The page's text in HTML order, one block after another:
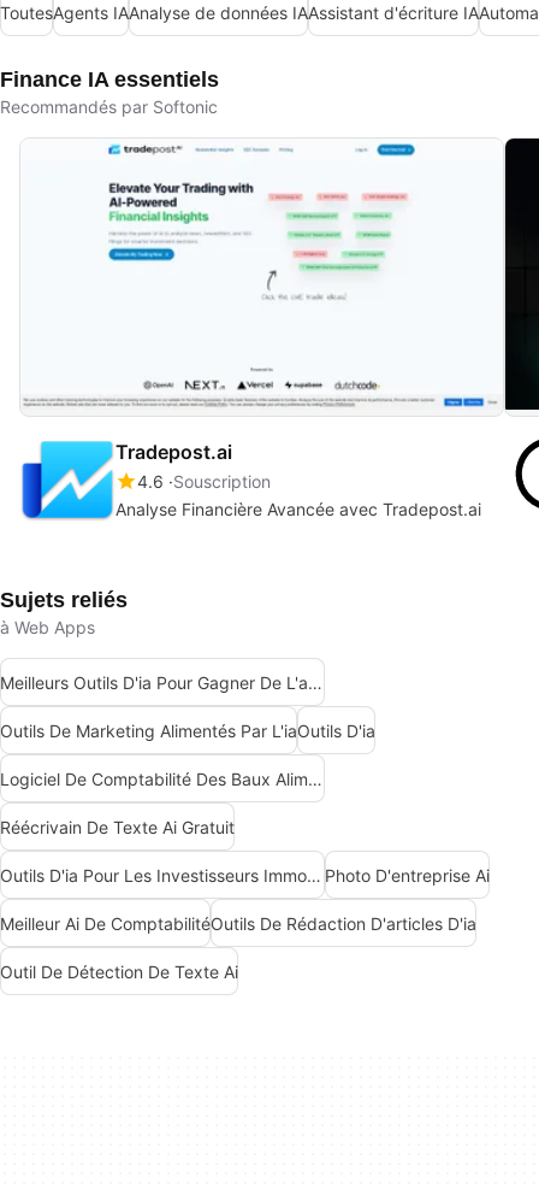
ToutesAgents IAAnalyse de données IAAssistant d'écriture IA
Finance IA essentiels
Recommandés par Softonic
Tradepost.ai
4.6 Souscription
Analyse Financière Avancée avec Tradepost.ai
Sujets reliés
à Web Apps
Meilleurs Outils D'ia Pour Gagner De L'argent
Outils De Marketing Alimentés Par L'iaOutils D'ia
Logiciel De Comptabilité Des Baux Alimenté Par L'ia
Réécrivain De Texte Ai Gratuit
Outils D'ia Pour Les Investisseurs Immobiliers Photo D'entreprise Ai
Meilleur Ai De ComptabilitéOutils De Rédaction D'articles D'ia
Outil De Détection De Texte Ai